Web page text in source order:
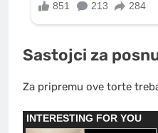
Sastojci za
Za pripremu ove torte